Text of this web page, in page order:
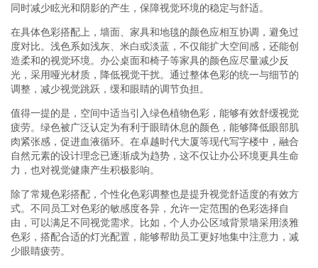
同时减少眩光和阴影的产生，保障视觉环境的稳定与舒适。
在具体色彩搭配上，墙面、家具和地毯的颜色应相互协调，避免过
度对比。浅色系如浅灰、米白或淡蓝，不仅能扩大空间感，还能创
造柔和的视觉环境。办公桌面和椅子等家具的颜色应尽量减少反
光，采用哑光材质，降低视觉干扰。通过整体色彩的统一与细节的
调整，减少视觉跳跃，缓和眼睛的调节负担。
值得一提的是，空间中适当引入绿色植物色彩，能够有效舒缓视觉
疲劳。绿色被广泛认定为有利于眼睛休息的颜色，能够降低眼部肌
肉紧张感，促进血液循环。在卓越时代大厦等现代写字楼中，融合
自然元素的设计理念已逐渐成为趋势，这不仅让办公环境更具生命
力，也对视觉健康产生积极影响。
除了常规色彩搭配，个性化色彩调整也是提升视觉舒适度的有效方
式。不同员工对色彩的敏感度各异，允许一定范围的色彩选择自
由，可以满足不同视觉需求。比如，个人办公区域背景墙采用淡雅
色彩，搭配合适的灯光配置，能够帮助员工更好地集中注意力，减
少眼睛疲劳。